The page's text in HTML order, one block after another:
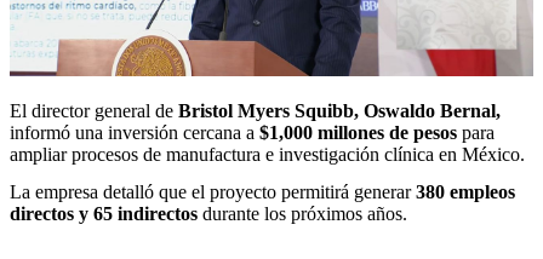
El director general de Bristol Myers Squibb, Oswaldo Bernal,
informó una inversión cercana a $1,000 millones de pesos para
ampliar procesos de manufactura e investigación clínica en México.
La empresa detalló que el proyecto permitirá generar380 empleos
directos y 65 indirectos durante los próximos años.